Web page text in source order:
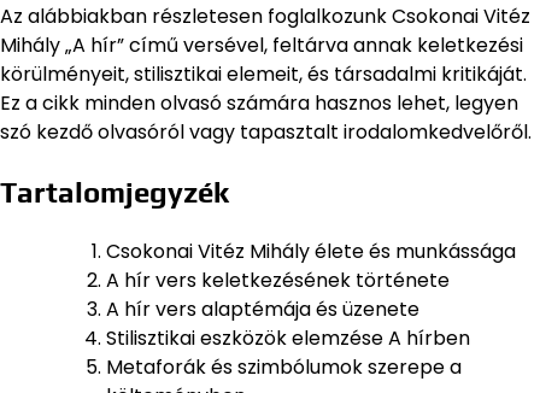
Az alábbiakban részletesen foglalkozunk Csokonai Vitéz
Mihály „A hír” című versével, feltárva annak keletkezési
körülményeit, stilisztikai elemeit, és társadalmi kritikáját.
Ez a cikk minden olvasó számára hasznos lehet, legyen
szó kezdő olvasóról vagy tapasztalt irodalomkedvelőről.
Tartalomjegyzék
Csokonai Vitéz Mihály élete és munkássága
A hír vers keletkezésének története
A hír vers alaptémája és üzenete
Stilisztikai eszközök elemzése A hírben
Metaforák és szimbólumok szerepe a